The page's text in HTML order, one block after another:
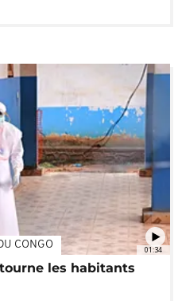
01:34
CONGO
les habitants